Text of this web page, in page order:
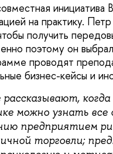
на практику.
получить
поэтому он
проводят
бизнес-кейсы и
рассказывают,
можно узнать все
предприятием
торговли;